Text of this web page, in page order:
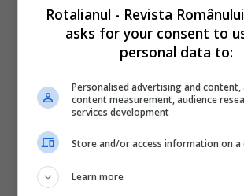
Rotalianul - Revista
asks for your consent to
personal data to:
Personalised advertising and
content measurement, audience
services development
Store and/or access information on a
Learn more